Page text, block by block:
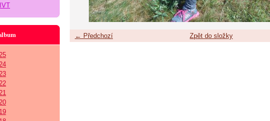
← Předchozí Zpět do složky